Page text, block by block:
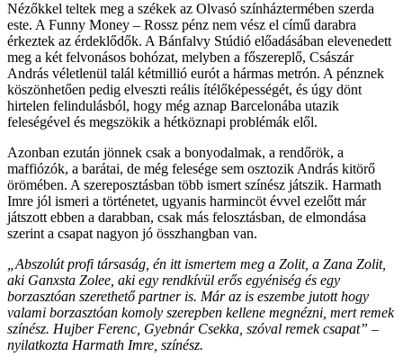
Nézőkkel teltek meg a székek az Olvasó színháztermében szerda
este. A Funny Money – Rossz pénz nem vész el című darabra
érkeztek az érdeklődők. A Bánfalvy Stúdió előadásában elevenedett
meg a két felvonásos bohózat, melyben a főszereplő, Császár
András véletlenül talál kétmillió eurót a hármas metrón. A pénznek
köszönhetően pedig elveszti reális ítélőképességét, és úgy dönt
hirtelen felindulásból, hogy még aznap Barcelonába utazik
feleségével és megszökik a hétköznapi problémák elől.
Azonban ezután jönnek csak a bonyodalmak, a rendőrök, a
maffiózók, a barátai, de még felesége sem osztozik András kitörő
örömében. A szereposztásban több ismert színész játszik. Harmath
Imre jól ismeri a történetet, ugyanis harmincöt évvel ezelőtt már
játszott ebben a darabban, csak más felosztásban, de elmondása
szerint a csapat nagyon jó összhangban van.
„Abszolút profi társaság, én itt ismertem meg a Zolit, a Zana Zolit,
aki Ganxsta Zolee, aki egy rendkívül erős egyéniség és egy
borzasztóan szerethető partner is. Már az is eszembe jutott hogy
valami borzasztóan komoly szerepben kellene megnézni, mert remek
színész. Hujber Ferenc, Gyebnár Csekka, szóval remek csapat” –
nyilatkozta Harmath Imre, színész.